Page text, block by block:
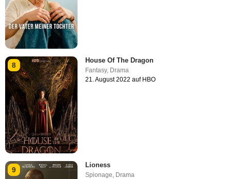
8
House Of The Dragon
Fantasy, Drama
21. August 2022 auf HBO
9
Lioness
Spionage Drama